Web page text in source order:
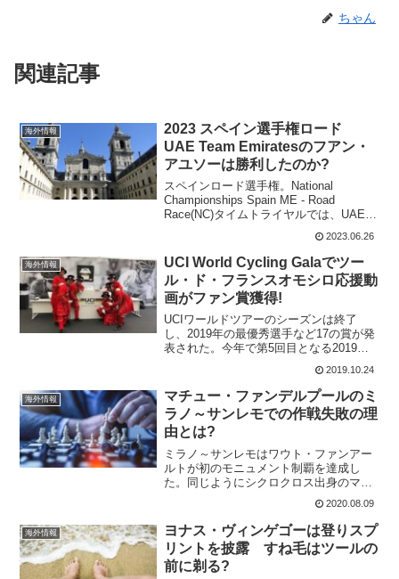
ちゃん
関連記事
海外情報
2023 スペイン選手権ロード
UAE Team Emiratesのフアン・
アユソーは勝利したのか?
スペインロード選手権。National
Championships Spain ME - Road
Race(NC)タイムトライヤルでは、UAE
Team Emiratesのフアン・アユソーが木
の根っこに乗り上げて落車しそうになっ
ている。時...
2023.06.26
海外情報
UCI World Cycling Galaでツー
ル・ド・フランスオモシロ応援動
画がファン賞獲得!
UCIワールドツアーのシーズンは終了
し、2019年の最優秀選手など17の賞が発
表された。今年で第5回目となる2019
UCI Cycling Galaは、過去2年と同様に中
国南部の桂林でツアー・オブ・グアンシ
ーのレース終了後に行われた。20...
2019.10.24
海外情報
マチュー・ファンデルプールのミ
ラノ～サンレモでの作戦失敗の理
由とは?
ミラノ～サンレモはワウト・ファンアー
ルトが初のモニュメント制覇を達成し
た。同じようにシクロクロス出身のマチ
ュー・ファンデルプールも優勝候補の一
人だったが、13位に沈んでいる。ストラ
ーデ・ビアンケでもマチューはパンクし
て順位を落とした。今回の...
2020.08.09
海外情報
ヨナス・ヴィンゲゴーは登りスプ
リントを披露 すね毛はツールの
前に剃る?